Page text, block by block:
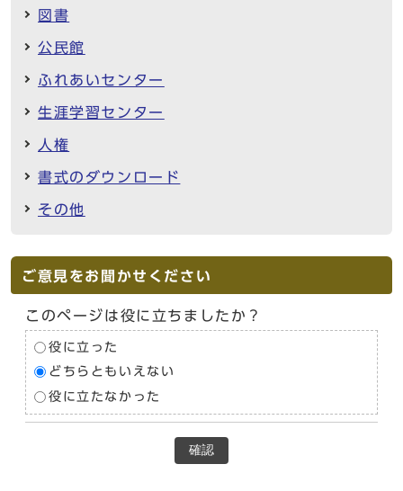
図書
公民館
ふれあいセンター
生涯学習センター
人権
書式のダウンロード
その他
ご意見をお聞かせください
このページは役に立ちましたか？
役に立った
どちらともいえない
役に立たなかった
確認